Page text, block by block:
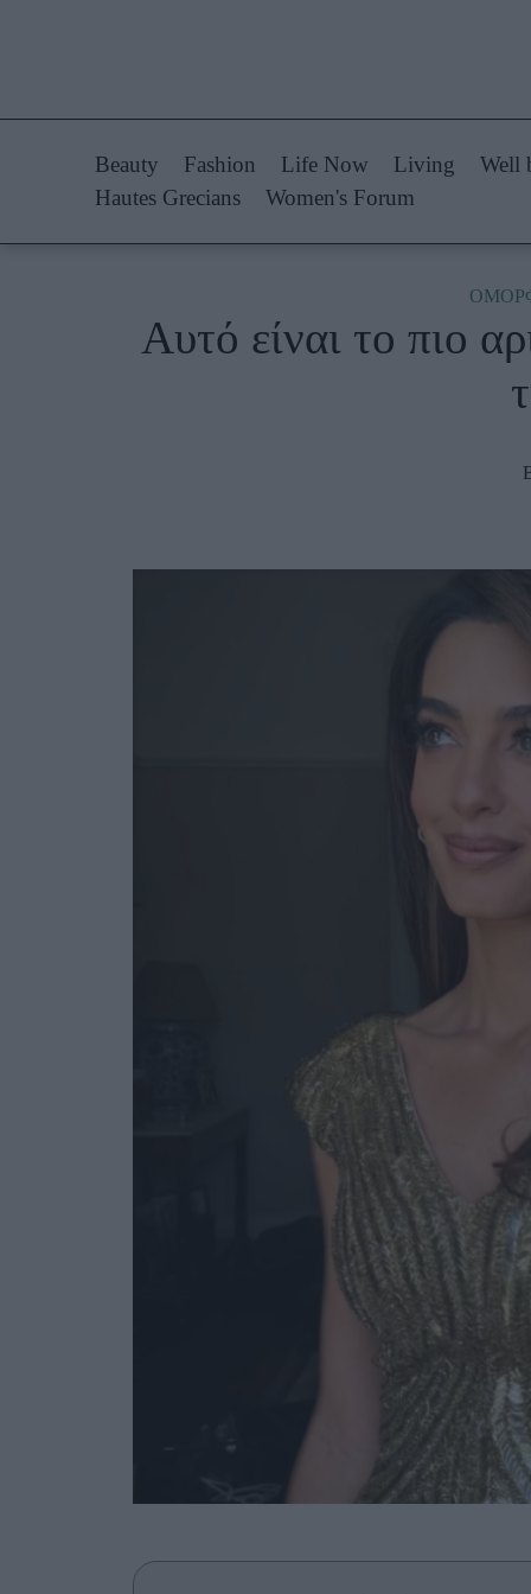
Styling Tips
Fashion News
Woman Power
ΒΟΞ
Γάμος
Beauty Fashion Life Now Living Well
Hautes Grecians
Women's Forum
Αυτό είναι το πιο